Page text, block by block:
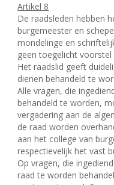
Artikel 8
De raadsleden hebben
burgemeester en
mondelinge en
geen toegelicht voorstel
Het raadslid geeft
dienen behandeld te
Alle vragen, die
behandeld te worden,
vergadering aan de
de raad worden
aan het college van
respectievelijk het vast
Op vragen, die
raad te worden